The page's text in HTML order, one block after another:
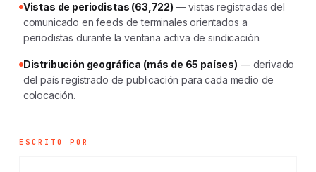
Vistas de periodistas (63,722) — vistas registradas del
comunicado en feeds de terminales orientados a
periodistas durante la ventana activa de sindicación.
Distribución geográfica (más de 65 países) — derivado
del país registrado de publicación para cada medio de
colocación.
ESCRITO POR